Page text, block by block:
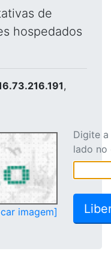
de
hospedados
,
imagem]
Digite
lado no